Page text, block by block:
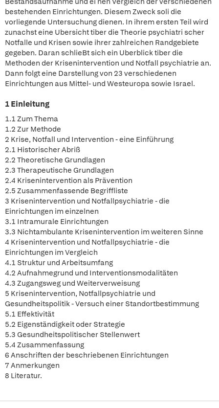
bestehenden Einrichtungen. Diesem Zweck soli die
vorliegende Untersuchung dienen. In ihrem ersten Teil wird
zunachst eine Ubersicht tiber die Theorie psychiatri scher
Notfalle und Krisen sowie ihrer zahlreichen Randgebiete
gegeben. Daran schlieBt sich ein Uberblick tiber die
Methoden der Krisenintervention und Notfall psychiatrie an.
Dann folgt eine Darstellung von 23 verschiedenen
Einrichtungen aus Mittel- und Westeuropa sowie Israel.
1 Einleitung
1.1 Zum Thema
1.2 Zur Methode
2 Krise, Notfall und Intervention - eine Einführung
2.1 Historischer Abriß
2.2 Theoretische Grundlagen
2.3 Therapeutische Grundlagen
2.4 Krisenintervention als Prävention
2.5 Zusammenfassende Begriffliste
3 Krisenintervention und Notfallpsychiatrie - die
Einrichtungen im einzelnen
3.1 Intramurale Einrichtungen
3.3 Nichtambulante Krisenintervention im weiteren Sinne
4 Krisenintervention und Notfallpsychiatrie - die
Einrichtungen im Vergleich
4.1 Struktur und Arbeitsumfang
4.2 Aufnahmegrund und Interventionsmodalitäten
4.3 Zugangsweg und Weiterverweisung
5 Krisenintervention, Notfallpsychiatrie und
Gesundheitspolitik - Versuch einer Standortbestimmung
5.1 Effektivität
5.2 Eigenständigkeit oder Strategie
5.3 Gesundheitspolitischer Stellenwert
5.4 Zusammenfassung
6 Anschriften der beschriebenen Einrichtungen
7 Anmerkungen
8 Literatur.